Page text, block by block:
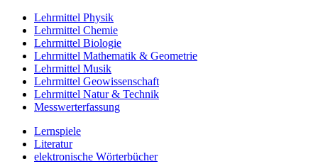
Lehrmittel Physik
Lehrmittel Chemie
Lehrmittel Biologie
Lehrmittel Mathematik & Geometrie
Lehrmittel Musik
Lehrmittel Geowissenschaft
Lehrmittel Natur & Technik
Messwerterfassung
Lernspiele
Literatur
elektronische Wörterbücher